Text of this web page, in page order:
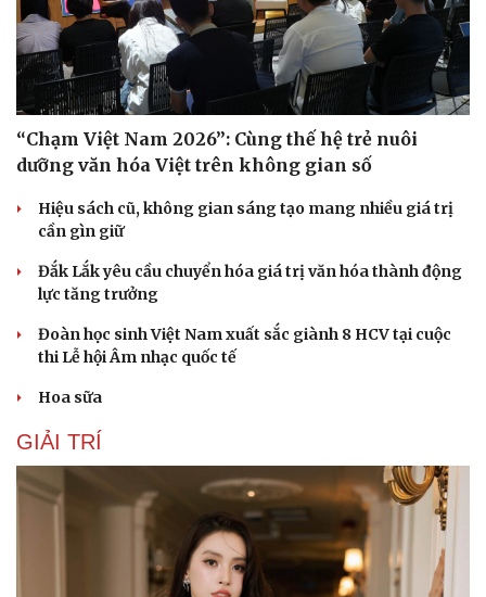
Giải trí
“Chạm Việt Nam 2026”: Cùng thế hệ trẻ nuôi
dưỡng văn hóa Việt trên không gian số
Hiệu sách cũ, không gian sáng tạo mang nhiều giá trị
cần gìn giữ
Đắk Lắk yêu cầu chuyển hóa giá trị văn hóa thành động
lực tăng trưởng
Đoàn học sinh Việt Nam xuất sắc giành 8 HCV tại cuộc
thi Lễ hội Âm nhạc quốc tế
Hoa sữa
GIẢI TRÍ